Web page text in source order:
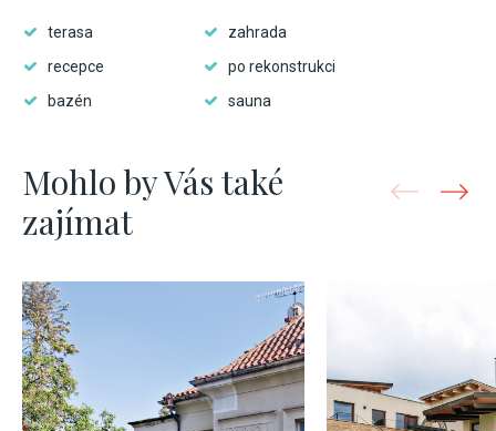
terasa
zahrada
recepce
po rekonstrukci
bazén
sauna
Mohlo by Vás také
zajímat